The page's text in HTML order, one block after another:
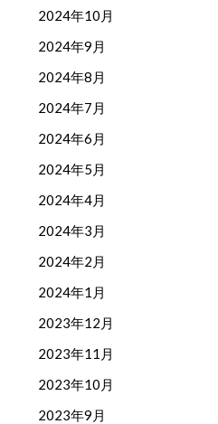
2024年10月
2024年9月
2024年8月
2024年7月
2024年6月
2024年5月
2024年4月
2024年3月
2024年2月
2024年1月
2023年12月
2023年11月
2023年10月
2023年9月